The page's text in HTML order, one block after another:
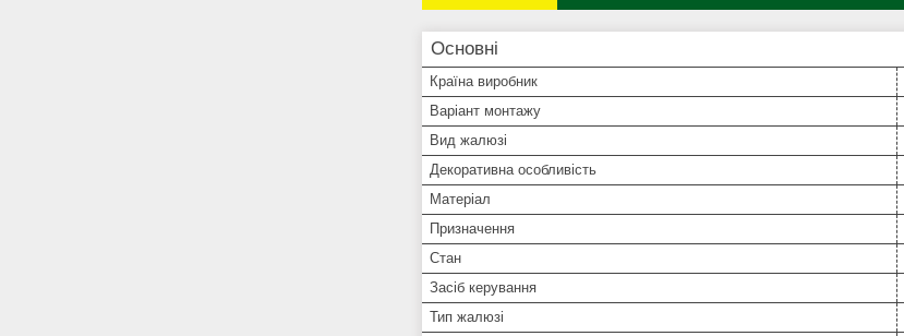
Основні
Країна виробник
Варіант монтажу
Вид жалюзі
Декоративна особливість
Матеріал
Призначення
Стан
Засіб керування
Тип жалюзі